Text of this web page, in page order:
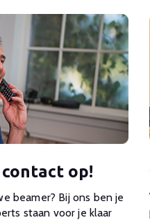
contact op!
beamer? Bij ons ben je
staan voor je klaar